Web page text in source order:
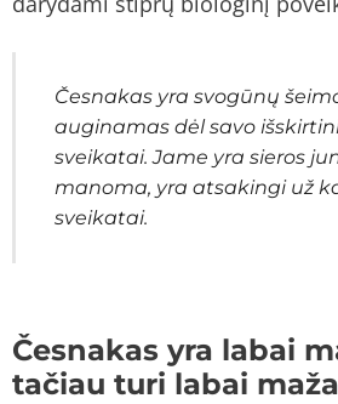
Česnakas yra svogūnų
auginamas dėl savo
sveikatai. Jame yra sieros
manoma, yra atsakingi už
sveikatai.
Česnakas yra labai
tačiau turi labai